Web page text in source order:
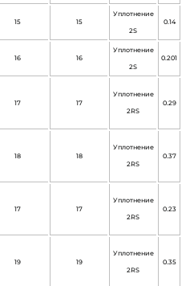
15 15
Уплотнение
2S
0.14
16 16
Уплотнение
2S
0.201
17 17
Уплотнение
2RS
0.29
18 18
Уплотнение
2RS
0.37
17 17
Уплотнение
2RS
0.23
19 19
Уплотнение
2RS
0.35